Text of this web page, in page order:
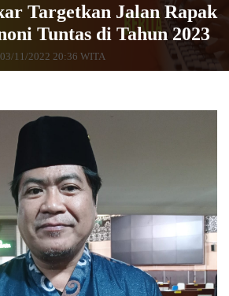
Targetkan Jalan Rapak
Tuntas di Tahun 2023
03/11/2022 20:36 WITA